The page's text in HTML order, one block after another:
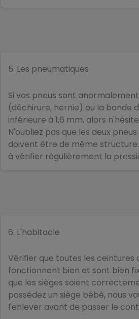
5. Les pneumatiques
Si vos pneus sont
(déchirure, hernie) ou la bande
inférieure à 1,6 mm, alors
N'oubliez pas que les deux
doivent être de même
à vérifier régulièrement la
6. L'habitacle
Vérifier que toutes les ceintures
fonctionnent bien et sont bien
que les sièges soient
possédez un siège bébé, nous
l'enlever avant de passer le